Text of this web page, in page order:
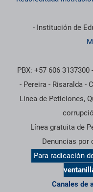
- Institución de
PBX: +57 606
- Pereira - Risaralda -
Línea de Peticiones,
Línea gratuita de
Denuncias por
Para radicación
Canales de